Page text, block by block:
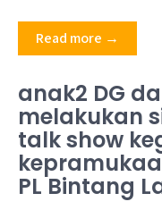
Read more →
anak2 DG
melakukan
talk show
PL Bintang